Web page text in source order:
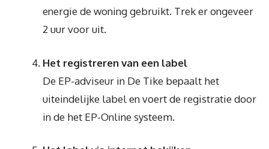
energie de woning gebruikt. Trek er ongeveer
2 uur voor uit.
Het registreren van een label
De EP-adviseur in De Tike bepaalt het
uiteindelijke label en voert de registratie door
in de het EP-Online systeem.